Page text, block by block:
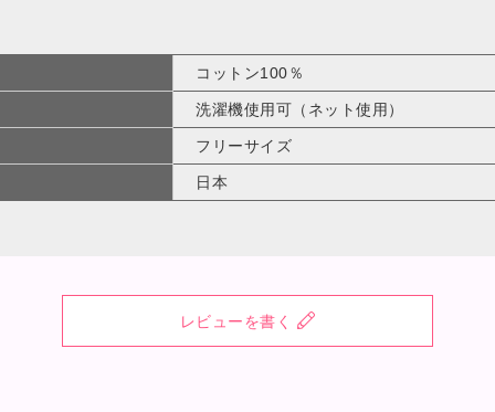
コットン100％
洗濯機使用可（ネット使用）
フリーサイズ
日本
レビューを書く